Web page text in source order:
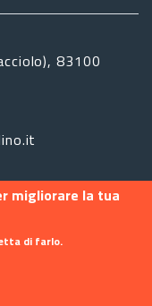
83100
migliorare la tua
di farlo.